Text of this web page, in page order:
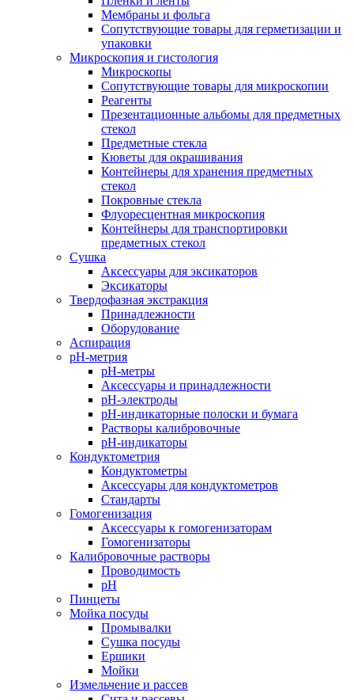
Мембраны и фольга
Сопутствующие товары для герметизации и
упаковки
Микроскопия и гистология
Микроскопы
Сопутствующие товары для микроскопии
Реагенты
Презентационные альбомы для предметных
стекол
Предметные стекла
Кюветы для окрашивания
Контейнеры для хранения предметных
стекол
Покровные стекла
Флуоресцентная микроскопия
Контейнеры для транспортировки
предметных стекол
Сушка
Аксессуары для эксикаторов
Эксикаторы
Твердофазная экстракция
Принадлежности
Оборудование
Аспирация
pH-метрия
pH-метры
Аксессуары и принадлежности
pH-электроды
pH-индикаторные полоски и бумага
Растворы калибровочные
pH-индикаторы
Кондуктометрия
Кондуктометры
Аксессуары для кондуктометров
Стандарты
Гомогенизация
Аксессуары к гомогенизаторам
Гомогенизаторы
Калибровочные растворы
Проводимость
pH
Пинцеты
Мойка посуды
Промывалки
Сушка посуды
Ершики
Мойки
Измельчение и рассев